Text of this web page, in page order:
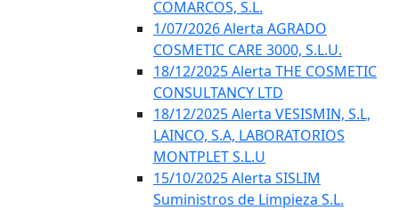
COMARCOS, S.L.
1/07/2026 Alerta AGRADO
COSMETIC CARE 3000, S.L.U.
18/12/2025 Alerta THE COSMETIC
CONSULTANCY LTD
18/12/2025 Alerta VESISMIN, S.L,
LAINCO, S.A, LABORATORIOS
MONTPLET S.L.U
15/10/2025 Alerta SISLIM
Suministros de Limpieza S.L.